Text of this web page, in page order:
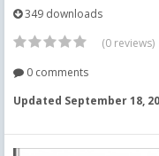
349 downloads
(0 reviews)
0 comments
Updated September 18,